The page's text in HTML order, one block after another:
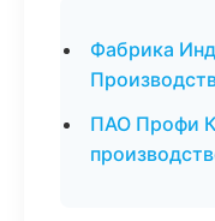
Фабрика
ПАО Профи